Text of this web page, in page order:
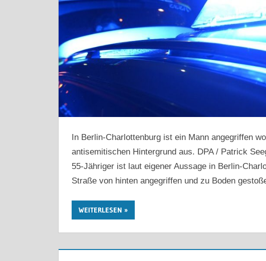
In Berlin-Charlottenburg ist ein Mann angegriffen
antisemitischen Hintergrund aus. DPA / Patrick
55-Jähriger ist laut eigener Aussage in Berlin-
Straße von hinten angegriffen und zu Boden
WEITERLESEN